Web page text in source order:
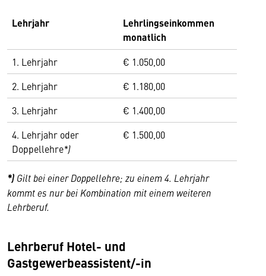
Lehrjahr
Lehrlingseinkommen
monatlich
1. Lehrjahr
€ 1.050,00
2. Lehrjahr
€ 1.180,00
3. Lehrjahr
€ 1.400,00
4. Lehrjahr oder
Doppellehre*)
€ 1.500,00
*) Gilt bei einer Doppellehre; zu einem 4. Lehrjahr
kommt es nur bei Kombination mit einem weiteren
Lehrberuf.
Lehrberuf Hotel- und
Gastgewerbeassistent/-in